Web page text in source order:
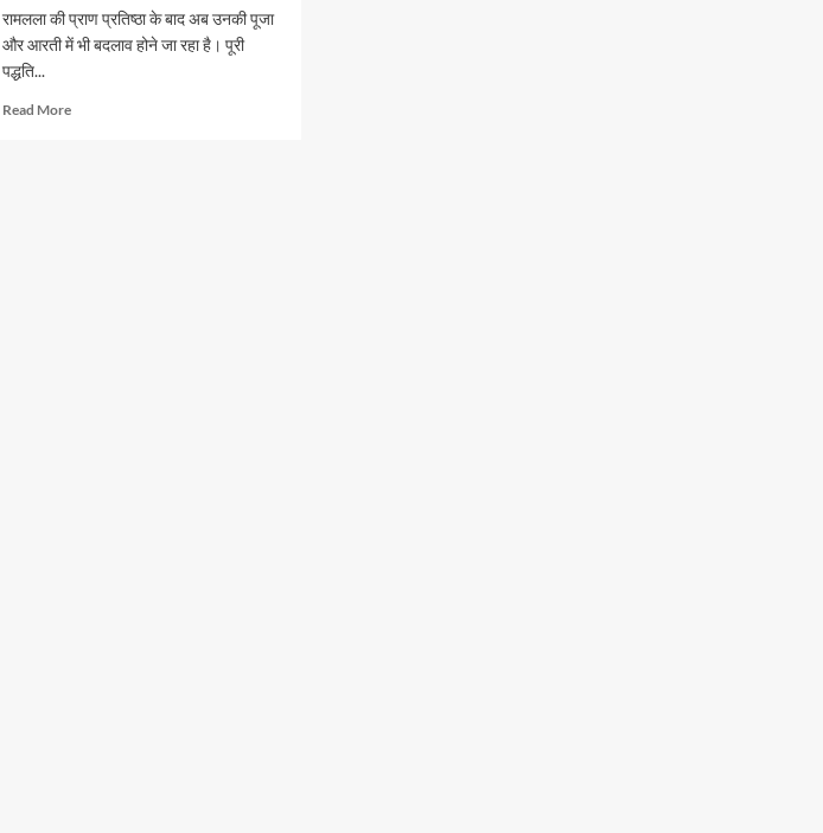
रामलला की प्राण प्रतिष्ठा के बाद अब उनकी पूजा
और आरती में भी बदलाव होने जा रहा है। पूरी
पद्धति...
Read More